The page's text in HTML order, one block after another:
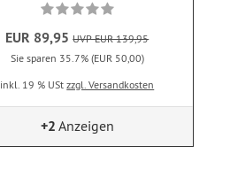
EUR 89,95 UVP EUR 139,95
Sie sparen 35.7% (EUR 50,00)
inkl. 19 % UStzzgl. Versandkosten
+2 Anzeigen